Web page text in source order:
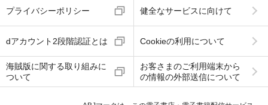
プライバシーポリシー 健全なサービスに向けて
dアカウント2段階認証とは Cookieの利用について
海賊版に関する取り組みに
ついて
お客さまのご利用端末から
の情報の外部送信について